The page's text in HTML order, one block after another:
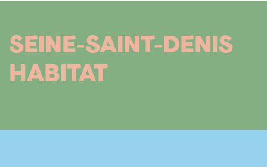
SEINE-SAINT-DENIS
HABITAT